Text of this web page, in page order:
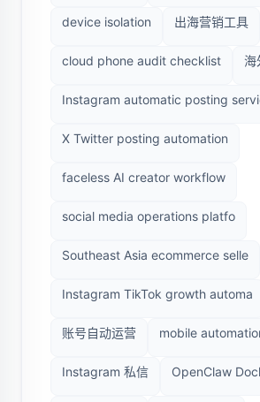
device isolation 出海营销工具
cloud phone audit checklist 海
Instagram automatic posting
X Twitter posting automation
faceless AI creator workflow
social media operations platfo
Southeast Asia ecommerce selle
Instagram TikTok growth automa
账号自动运营 mobile
Instagram 私信 OpenClaw